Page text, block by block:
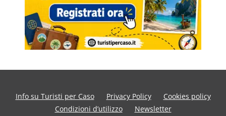
Info su Turisti per Caso Privacy Policy
Cookies policy
Condizioni d’utilizzo
Newsletter